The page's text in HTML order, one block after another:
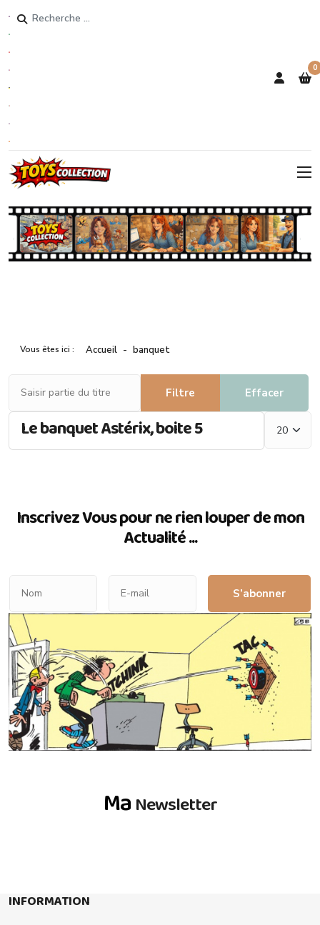
Rechercher
0
Vous êtes ici : Accueil banquet
Filtre Effacer
Le banquet Astérix, boite 5
Inscrivez Vous pour ne rien louper de mon
Actualité ...
S’abonner
Ma Newsletter
INFORMATION